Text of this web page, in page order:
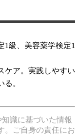
1級、美容薬学検定1
ケア。実践しやすい
。
識に基づいた情報
。ご自身の責任にお